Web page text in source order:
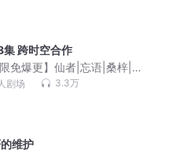
跨时空合作
限免爆更】仙者|忘语|桑梓|热
在线|杀伐果断|凡人修仙传|
剧场 3.3万
维护